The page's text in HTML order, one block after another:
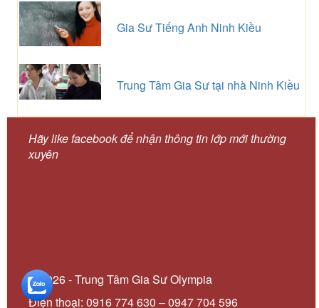
Gia Sư Tiếng Anh Ninh Kiều
Trung Tâm Gia Sư tại nhà Ninh Kiều
Hãy like facebook để nhận thông tin lớp mới thường
xuyên
© 2026 - Trung Tâm Gia Sư Olympia
Điện thoại: 0916 774 630 – 0947 704 596